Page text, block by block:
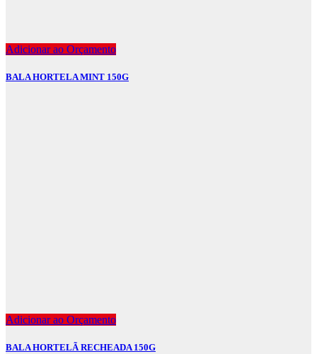
Adicionar ao Orçamento
BALA HORTELA MINT 150G
Adicionar ao Orçamento
BALA HORTELÃ RECHEADA 150G